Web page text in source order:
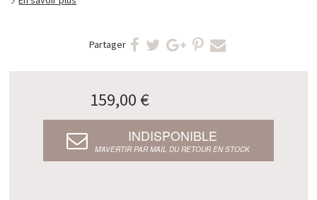
Partager
159,00 €
INDISPONIBLE
M’AVERTIR PAR MAIL DU RETOUR EN STOCK